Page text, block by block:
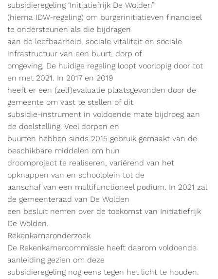
subsidieregeling ‘Initiatiefrijk De Wolden”
(hierna IDW-regeling) om burgerinitiatieven financieel
te ondersteunen als die bijdragen
aan de leefbaarheid, sociale vitaliteit en sociale
infrastructuur van een buurt, dorp of
omgeving. De huidige regeling loopt voorlopig door tot
en met 2021. In 2017 en 2019
heeft er een (zelf)evaluatie plaatsgevonden door de
gemeente om vast te stellen of dit
subsidie-instrument in voldoende mate bijdroeg aan
de doelstelling. Veel dorpen en
buurten hebben sinds 2015 gebruik gemaakt van de
beschikbare middelen om hun
droomproject te realiseren, variërend van het
opknappen van en schoolplein tot de
aanschaf van een multifunctioneel podium. In 2021 zal
de gemeenteraad van De Wolden
een besluit nemen over de toekomst van Initiatiefrijk
De Wolden.
Rekenkameronderzoek
De Rekenkamercommissie heeft daarom voldoende
aanleiding gezien om deze
subsidieregeling nog eens tegen het licht te houden.